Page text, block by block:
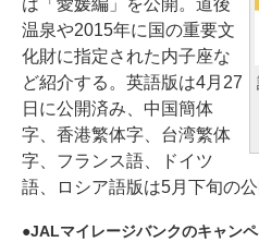
は「愛媛編」を公開。道後
温泉や2015年に国の重要文
化財に指定された内子座な
ど紹介する。英語版は4月27
日に公開済み、中国簡体
字、香港繁体字、台湾繁体
字、フランス語、ドイツ
語、ロシア語版は5月下旬の公
JALマイレージバンクのキャン